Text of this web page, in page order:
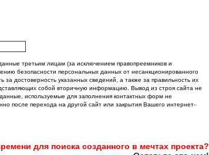
третьим лицам (за исключением правопреемников и
безопасности персональных данных от несанкционированного
достоверность указанных сведений, а также за правильность их
собой вторичную информацию. Вывод из строя сайта не
используемые для заполнения контактных форм не
после перехода на другой сайт или закрытия Вашего интернет-
для поиска созданного в мечтах проекта?